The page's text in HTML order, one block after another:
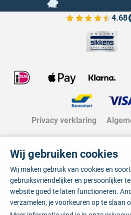
4.68
Bekijk de
Privacy verklaring
Wij gebruiken cookies
Wij maken gebruik van cookies en
gebruiksvriendelijker en persoonlijker
website goed te laten functioneren.
verzamelen, je voorkeuren op te slaan